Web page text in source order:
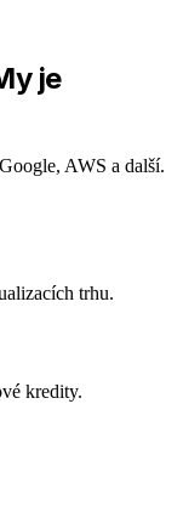
je
AWS a další.
trhu.
kredity.